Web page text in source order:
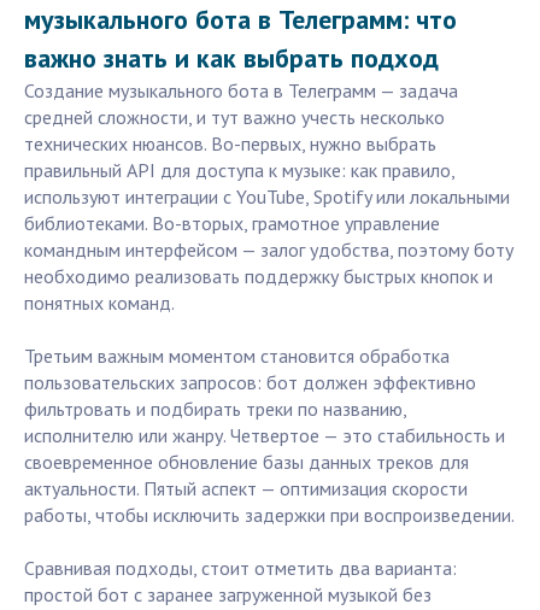
музыкального бота в Телеграмм: что
важно знать и как выбрать подход
Создание музыкального бота в Телеграмм — задача
средней сложности, и тут важно учесть несколько
технических нюансов. Во-первых, нужно выбрать
правильный API для доступа к музыке: как правило,
используют интеграции с YouTube, Spotify или локальными
библиотеками. Во-вторых, грамотное управление
командным интерфейсом — залог удобства, поэтому боту
необходимо реализовать поддержку быстрых кнопок и
понятных команд.
Третьим важным моментом становится обработка
пользовательских запросов: бот должен эффективно
фильтровать и подбирать треки по названию,
исполнителю или жанру. Четвертое — это стабильность и
своевременное обновление базы данных треков для
актуальности. Пятый аспект — оптимизация скорости
работы, чтобы исключить задержки при воспроизведении.
Сравнивая подходы, стоит отметить два варианта:
простой бот с заранее загруженной музыкой без